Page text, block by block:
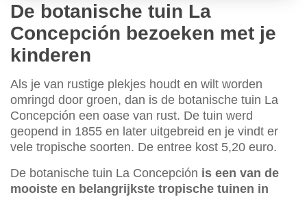
De botanische tuin La
Concepción bezoeken met je
kinderen
Als je van rustige plekjes houdt en wilt worden
omringd door groen, dan is de botanische tuin La
Concepción een oase van rust. De tuin werd
geopend in 1855 en later uitgebreid en je vindt er
vele tropische soorten. De entree kost 5,20 euro.
De botanische tuin La Concepción is een van de
mooiste en belangrijkste tropische tuinen in